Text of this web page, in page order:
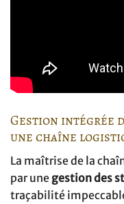
Gestion intégrée
une chaîne
La maîtrise de la
par une gestion des
traçabilité